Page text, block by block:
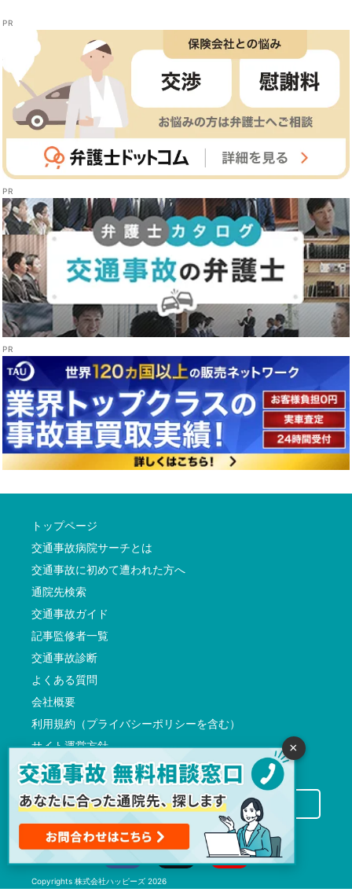
トップページ
交通事故病院サーチとは
交通事故に初めて遭われた方へ
通院先検索
交通事故ガイド
記事監修者一覧
交通事故診断
よくある質問
会社概要
利用規約（プライバシーポリシーを含む）
サイト運営方針
反社会的勢力に対する基本方針
交通事故病院サーチに掲載希望の先生方へ
Copyrights 株式会社ハッピーズ 2026
×